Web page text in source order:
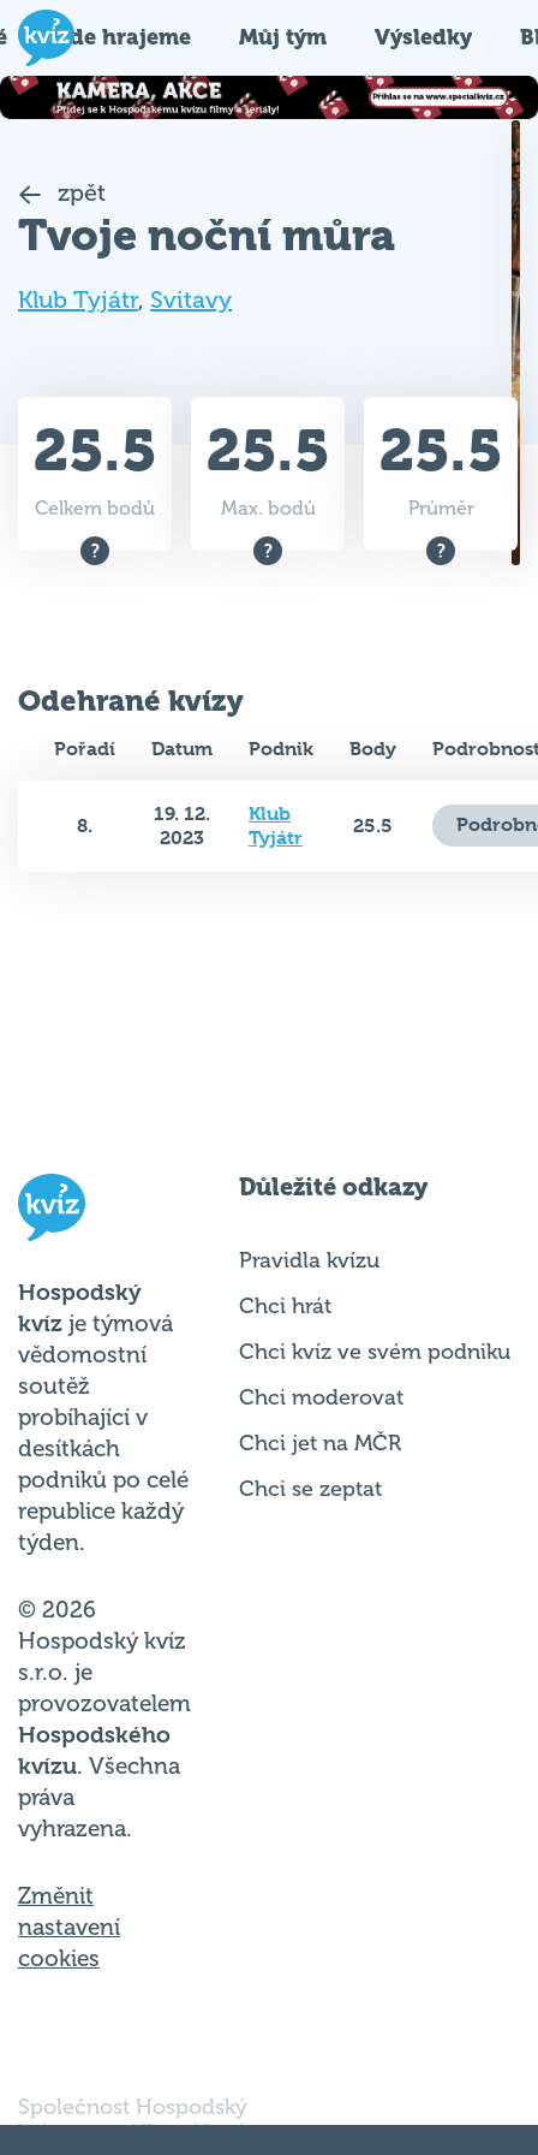
Kde hrajeme Můj tým Výsledky
zpět
Tvoje noční můra
Klub Tyjátr, Svitavy
25.5
Celkem bodů
25.5
Max. bodů
25.5
Průměr
Odehrané kvízy
Pořadí Datum Podnik Body
8.
19. 12.
2023
Klub
Tyjátr
25.5
Hospodský
kvíz je týmová
vědomostní
soutěž
probíhající v
desítkách
podniků po celé
republice každý
týden.
© 2026
Hospodský kvíz
s.r.o. je
provozovatelem
Hospodského
kvízu. Všechna
práva
vyhrazena.
Změnit
nastavení
cookies
Důležité odkazy
Pravidla kvízu
Chci hrát
Chci kvíz ve svém podniku
Chci moderovat
Chci jet na MČR
Chci se zeptat
Společnost Hospodský
kvíz s.r.o., sídlem Nové